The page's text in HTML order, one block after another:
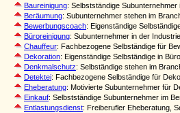
Baureinigung: Selbstständige
Beräumung: Subunternehmer stehen im
Bewerbungscoach: Eigenständige
Büroreinigung: Subunternehmer in der
Chauffeur: Fachbezogene Selbständige für
Dekoration: Eigenständige Selbständige in
Denkmalschutz: Selbständige stehen im
Detektei: Fachbezogene Selbständige für
Eheberatung: Motivierte Subunternehmer für
Einkauf: Selbstständige Subunternehmer im
Entlastungsdienst: Freiberufler Eheberatung,